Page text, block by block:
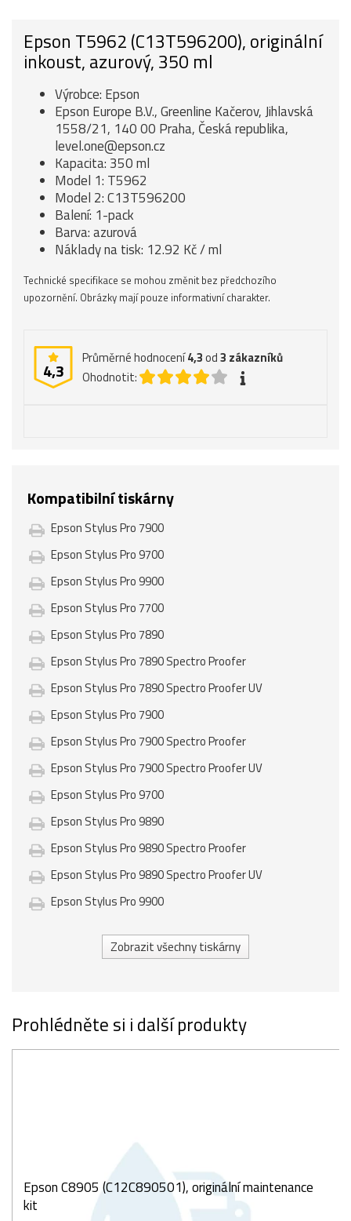
Epson T5962 (C13T596200), originální
inkoust, azurový, 350 ml
Výrobce: Epson
Epson Europe B.V., Greenline Kačerov, Jihlavská
1558/21, 140 00 Praha, Česká republika,
level.one@epson.cz
Kapacita: 350 ml
Model 1: T5962
Model 2: C13T596200
Balení: 1-pack
Barva: azurová
Náklady na tisk: 12.92 Kč / ml
Technické specifikace se mohou změnit bez předchozího
upozornění. Obrázky mají pouze informativní charakter.
4,3
Průměrné hodnocení4,3od3 zákazníků
Ohodnotit:
Kompatibilní tiskárny
Epson Stylus Pro 7900
Epson Stylus Pro 9700
Epson Stylus Pro 9900
Epson Stylus Pro 7700
Epson Stylus Pro 7890
Epson Stylus Pro 7890 Spectro Proofer
Epson Stylus Pro 7890 Spectro Proofer UV
Epson Stylus Pro 7900
Epson Stylus Pro 7900 Spectro Proofer
Epson Stylus Pro 7900 Spectro Proofer UV
Epson Stylus Pro 9700
Epson Stylus Pro 9890
Epson Stylus Pro 9890 Spectro Proofer
Epson Stylus Pro 9890 Spectro Proofer UV
Epson Stylus Pro 9900
Zobrazit všechny tiskárny
Prohlédněte si i další produkty
Epson C8905 (C12C890501), originální maintenance
kit